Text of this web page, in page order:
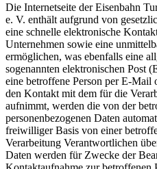
Die Internetseite der Eisenbahn
e. V. enthält aufgrund von
eine schnelle elektronische
Unternehmen sowie eine
ermöglichen, was ebenfalls eine
sogenannten elektronischen Post
eine betroffene Person per E-
den Kontakt mit dem für die
aufnimmt, werden die von der
personenbezogenen Daten
freiwilliger Basis von einer
Verarbeitung Verantwortlichen
Daten werden für Zwecke der